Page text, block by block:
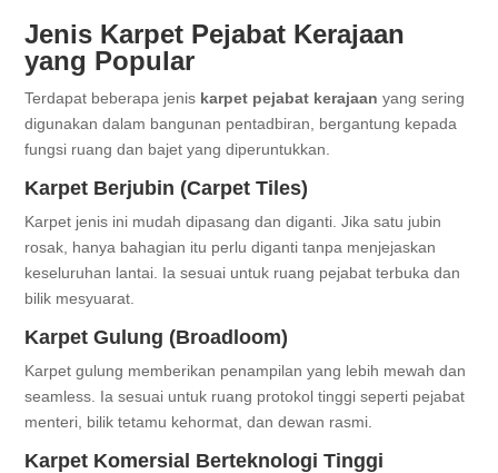
Jenis Karpet Pejabat Kerajaan
yang Popular
Terdapat beberapa jenis karpet pejabat kerajaan yang sering
digunakan dalam bangunan pentadbiran, bergantung kepada
fungsi ruang dan bajet yang diperuntukkan.
Karpet Berjubin (Carpet Tiles)
Karpet jenis ini mudah dipasang dan diganti. Jika satu jubin
rosak, hanya bahagian itu perlu diganti tanpa menjejaskan
keseluruhan lantai. Ia sesuai untuk ruang pejabat terbuka dan
bilik mesyuarat.
Karpet Gulung (Broadloom)
Karpet gulung memberikan penampilan yang lebih mewah dan
seamless. Ia sesuai untuk ruang protokol tinggi seperti pejabat
menteri, bilik tetamu kehormat, dan dewan rasmi.
Karpet Komersial Berteknologi Tinggi